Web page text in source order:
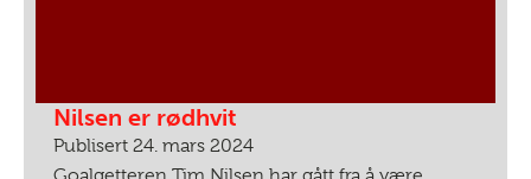
Nilsen er rødhvit
Publisert 24. mars 2024